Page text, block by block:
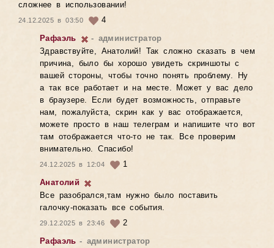
сложнее в использовании!
24.12.2025 в 03:50
4
Рафаэль
- администратор
Здравствуйте, Анатолий! Так сложно сказать в чем
причина, было бы хорошо увидеть скриншоты с
вашей стороны, чтобы точно понять проблему. Ну
а так все работает и на месте. Может у вас дело
в браузере. Если будет возможность, отправьте
нам, пожалуйста, скрин как у вас отображается,
можете просто в наш телеграм и напишите что вот
там отображается что-то не так. Все проверим
внимательно. Спасибо!
24.12.2025 в 12:04
1
Анатолий
Все разобрался,там нужно было поставить
галочку-показать все события.
29.12.2025 в 23:46
2
Рафаэль - администратор